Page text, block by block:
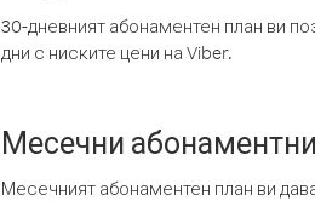
30-дневният абонаментен план ви
дни с ниските цени на Viber.
Месечни
Месечният абонаментен план ви